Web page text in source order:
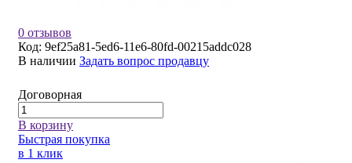
0 отзывов
Код: 9ef25a81-5ed6-11e6-80fd-00215addc028
В наличии Задать вопрос продавцу
Договорная
В корзину
Быстрая покупка
в 1 клик